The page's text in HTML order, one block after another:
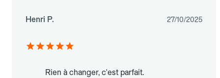
Henri P. 27/10/2025
Rien à changer, c'est parfait.